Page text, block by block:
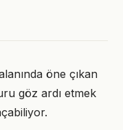
öne çıkan
göz ardı etmek